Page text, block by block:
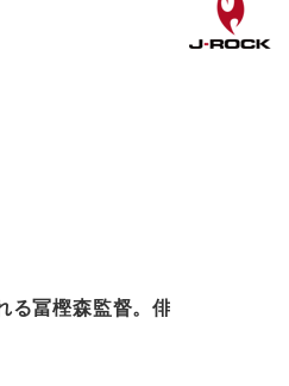
冨樫森監督。俳優育成